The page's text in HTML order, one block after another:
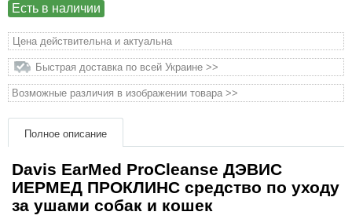
Есть в наличии
Цена действительна и актуальна
Быстрая доставка по всей Украине >>
Возможные различия в изображении товара >>
Полное описание
Davis EarMed ProCleanse ДЭВИС
ИЕРМЕД ПРОКЛИНС средство по уходу
за ушами собак и кошек
Товары для грызунов
Товары для лошадей
Товары для людей
Хозряд - хозтовары оптом
Популярные зоотовары